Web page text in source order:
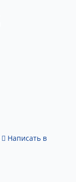
Написать в